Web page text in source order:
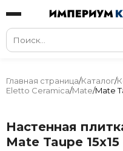
Главная страница/Каталог/
Eletto Ceramica/Mate/Mate
Настенная
Mate Taupe 15x15